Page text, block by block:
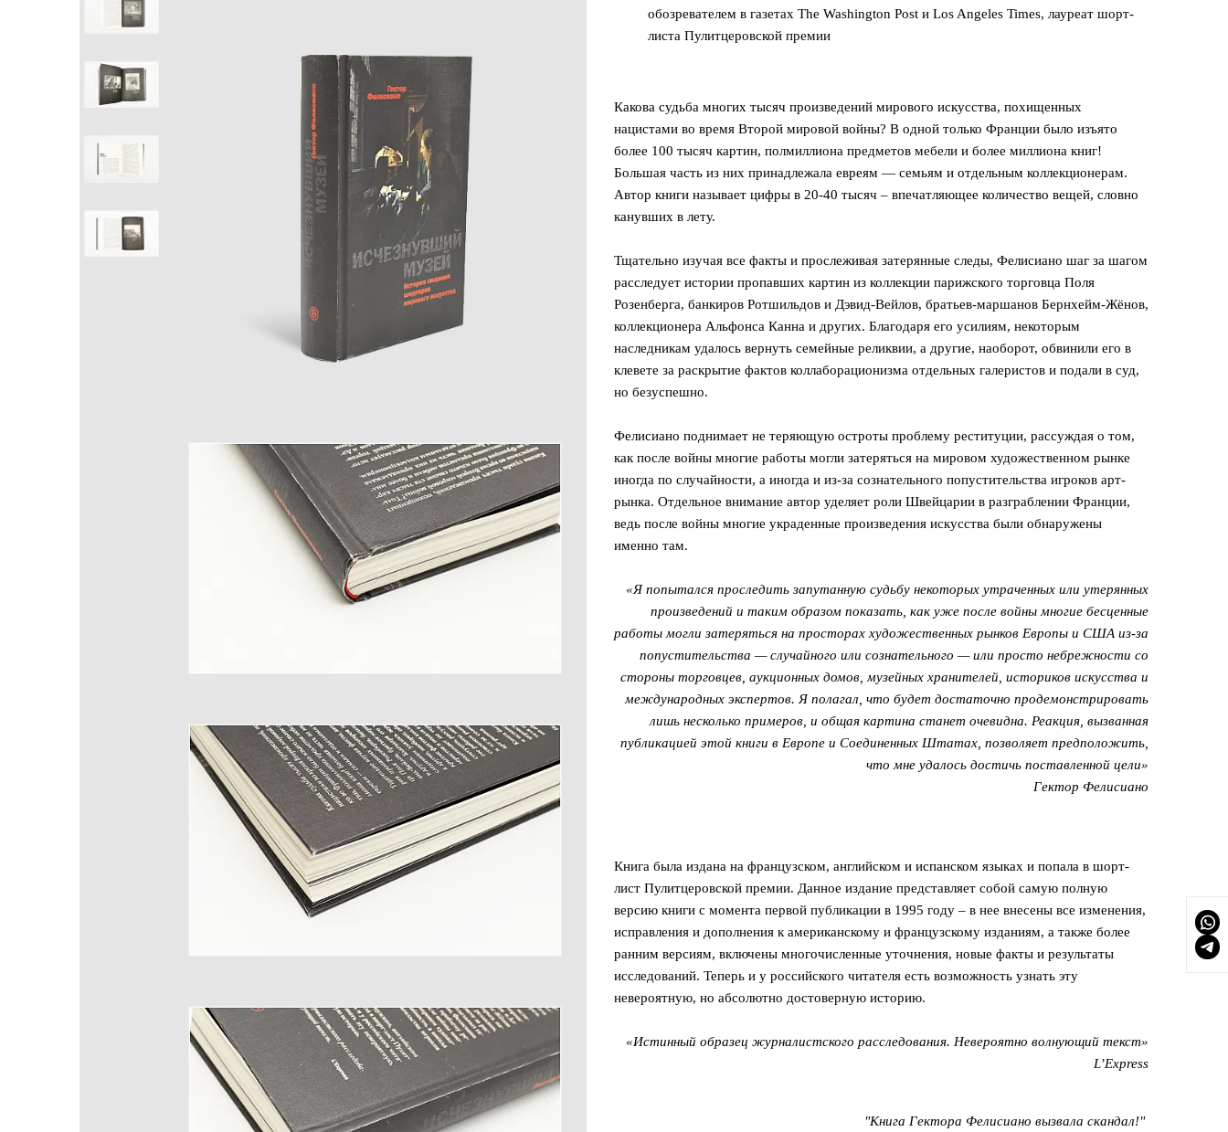
обозревателем в газетах ‎‎The Washington Post ‎‎и Los Angeles ‎‎Times‎‎, лауреат шорт-
листа Пулитцеровской премии
Какова судьба многих тысяч произведений мирового искусства, похищенных
нацистами во время Второй мировой войны? В одной только Франции было изъято
более 100 тысяч картин, полмиллиона предметов мебели и более миллиона книг!
Большая часть из них принадлежала евреям — семьям и отдельным коллекционерам.
Автор книги называет цифры в 20-40 тысяч – впечатляющее количество вещей, словно
канувших в лету.
Тщательно изучая все факты и прослеживая затерянные следы, Фелисиано шаг за шагом
расследует истории пропавших картин из коллекции парижского торговца Поля
Розенберга, банкиров Ротшильдов и Дэвид-Вейлов, братьев-маршанов Бернхейм-Жёнов,
коллекционера Альфонса Канна и других. Благодаря его усилиям, некоторым
наследникам удалось вернуть семейные реликвии, а другие, наоборот, обвинили его в
клевете за раскрытие фактов коллаборационизма отдельных галеристов и подали в суд,
но безуспешно.
Фелисиано поднимает не теряющую остроты проблему реституции, рассуждая о том,
как после войны многие работы могли затеряться на мировом художественном рынке
иногда по случайности, а иногда и из-за сознательного попустительства игроков арт-
рынка. Отдельное внимание автор уделяет роли Швейцарии в разграблении Франции,
ведь после войны многие украденные произведения искусства были обнаружены
именно там.
«Я попытался проследить запутанную судьбу некоторых утраченных или утерянных
произведений и таким образом показать, как уже после войны многие бесценные
работы могли затеряться на просторах художественных рынков Европы и США из-за
попустительства — случайного или сознательного — или просто небрежности со
стороны торговцев, аукционных домов, музейных хранителей, историков искусства и
международных экспертов. Я полагал, что будет достаточно продемонстрировать
лишь несколько примеров, и общая картина станет очевидна. Реакция, вызванная
публикацией этой книги в Европе и Соединенных Штатах, позволяет предположить,
что мне удалось достичь поставленной цели»
Гектор Фелисиано
Книга была издана на французском, английском и испанском языках и попала в шорт-
лист Пулитцеровской премии. Данное издание представляет собой самую полную
версию книги с момента первой публикации в 1995 году – в нее внесены все изменения,
исправления и дополнения к американскому и французскому изданиям, а также более
ранним версиям, включены многочисленные уточнения, новые факты и результаты
исследований. Теперь и у российского читателя есть возможность узнать эту
невероятную, но абсолютно достоверную историю.
«Истинный образец журналистского расследования. Невероятно волнующий текст»
L’Express
"Книга Гектора Фелисиано вызвала скандал!"